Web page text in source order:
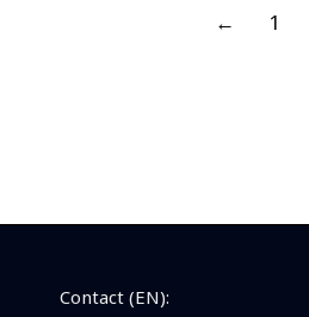
← 1
Contact (EN):